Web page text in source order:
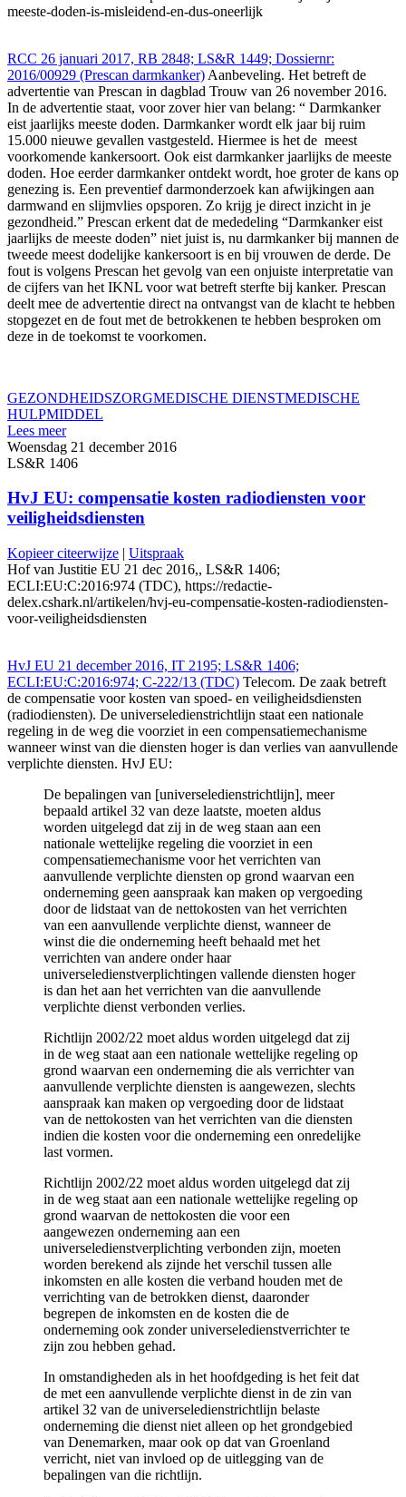
meeste-doden-is-misleidend-en-dus-oneerlijk
RCC 26 januari 2017, RB 2848; LS&R 1449; Dossiernr:
2016/00929 (Prescan darmkanker) Aanbeveling. Het betreft de
advertentie van Prescan in dagblad Trouw van 26 november 2016.
In de advertentie staat, voor zover hier van belang: “ Darmkanker
eist jaarlijks meeste doden. Darmkanker wordt elk jaar bij ruim
15.000 nieuwe gevallen vastgesteld. Hiermee is het de meest
voorkomende kankersoort. Ook eist darmkanker jaarlijks de meeste
doden. Hoe eerder darmkanker ontdekt wordt, hoe groter de kans op
genezing is. Een preventief darmonderzoek kan afwijkingen aan
darmwand en slijmvlies opsporen. Zo krijg je direct inzicht in je
gezondheid.” Prescan erkent dat de mededeling “Darmkanker eist
jaarlijks de meeste doden” niet juist is, nu darmkanker bij mannen de
tweede meest dodelijke kankersoort is en bij vrouwen de derde. De
fout is volgens Prescan het gevolg van een onjuiste interpretatie van
de cijfers van het IKNL voor wat betreft sterfte bij kanker. Prescan
deelt mee de advertentie direct na ontvangst van de klacht te hebben
stopgezet en de fout met de betrokkenen te hebben besproken om
deze in de toekomst te voorkomen.
GEZONDHEIDSZORGMEDISCHE DIENSTMEDISCHE
HULPMIDDEL
Lees meer
Woensdag 21 december 2016
LS&R 1406
HvJ EU: compensatie kosten radiodiensten voor
veiligheidsdiensten
Kopieer citeerwijze | Uitspraak
Hof van Justitie EU 21 dec 2016,, LS&R 1406;
ECLI:EU:C:2016:974 (TDC), https://redactie-
delex.cshark.nl/artikelen/hvj-eu-compensatie-kosten-radiodiensten-
voor-veiligheidsdiensten
HvJ EU 21 december 2016, IT 2195; LS&R 1406;
ECLI:EU:C:2016:974; C-222/13 (TDC) Telecom. De zaak betreft
de compensatie voor kosten van spoed- en veiligheidsdiensten
(radiodiensten). De universeledienstrichtlijn staat een nationale
regeling in de weg die voorziet in een compensatiemechanisme
wanneer winst van die diensten hoger is dan verlies van aanvullende
verplichte diensten. HvJ EU:
De bepalingen van [universeledienstrichtlijn], meer
bepaald artikel 32 van deze laatste, moeten aldus
worden uitgelegd dat zij in de weg staan aan een
nationale wettelijke regeling die voorziet in een
compensatiemechanisme voor het verrichten van
aanvullende verplichte diensten op grond waarvan een
onderneming geen aanspraak kan maken op vergoeding
door de lidstaat van de nettokosten van het verrichten
van een aanvullende verplichte dienst, wanneer de
winst die die onderneming heeft behaald met het
verrichten van andere onder haar
universeledienstverplichtingen vallende diensten hoger
is dan het aan het verrichten van die aanvullende
verplichte dienst verbonden verlies.
Richtlijn 2002/22 moet aldus worden uitgelegd dat zij
in de weg staat aan een nationale wettelijke regeling op
grond waarvan een onderneming die als verrichter van
aanvullende verplichte diensten is aangewezen, slechts
aanspraak kan maken op vergoeding door de lidstaat
van de nettokosten van het verrichten van die diensten
indien die kosten voor die onderneming een onredelijke
last vormen.
Richtlijn 2002/22 moet aldus worden uitgelegd dat zij
in de weg staat aan een nationale wettelijke regeling op
grond waarvan de nettokosten die voor een
aangewezen onderneming aan een
universeledienstverplichting verbonden zijn, moeten
worden berekend als zijnde het verschil tussen alle
inkomsten en alle kosten die verband houden met de
verrichting van de betrokken dienst, daaronder
begrepen de inkomsten en de kosten die de
onderneming ook zonder universeledienstverrichter te
zijn zou hebben gehad.
In omstandigheden als in het hoofdgeding is het feit dat
de met een aanvullende verplichte dienst in de zin van
artikel 32 van de universeledienstrichtlijn belaste
onderneming die dienst niet alleen op het grondgebied
van Denemarken, maar ook op dat van Groenland
verricht, niet van invloed op de uitlegging van de
bepalingen van die richtlijn.